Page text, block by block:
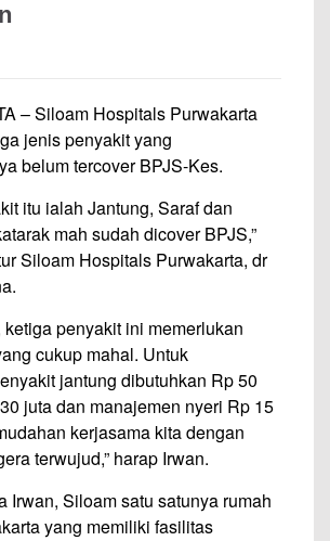
– Siloam Hospitals Purwakarta
jenis penyakit yang
belum tercover BPJS-Kes.
itu ialah Jantung, Saraf dan
mah sudah dicover BPJS,”
Siloam Hospitals Purwakarta, dr
penyakit ini memerlukan
cukup mahal. Untuk
jantung dibutuhkan Rp 50
juta dan manajemen nyeri Rp 15
kerjasama kita dengan
terwujud,” harap Irwan.
Irwan, Siloam satu satunya rumah
yang memiliki fasilitas